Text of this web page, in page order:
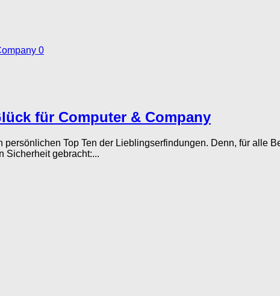
0
für Computer & Company
Top Ten der Lieblingserfindungen. Denn, für alle
Sicherheit gebracht:...